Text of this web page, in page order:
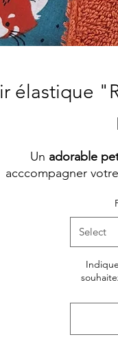
élastique
Un adorable
acccompagner
Select